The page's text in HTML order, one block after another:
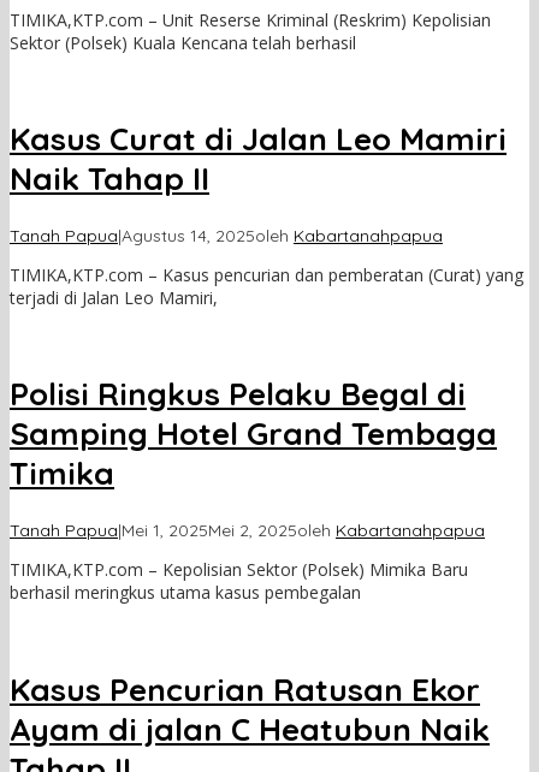
TIMIKA,KTP.com – Unit Reserse Kriminal (Reskrim) Kepolisian
Sektor (Polsek) Kuala Kencana telah berhasil
Kasus Curat di Jalan Leo Mamiri
Naik Tahap II
Tanah Papua|Agustus 14, 2025oleh Kabartanahpapua
TIMIKA,KTP.com – Kasus pencurian dan pemberatan (Curat) yang
terjadi di Jalan Leo Mamiri,
Polisi Ringkus Pelaku Begal di
Samping Hotel Grand Tembaga
Timika
Tanah Papua|Mei 1, 2025Mei 2, 2025oleh Kabartanahpapua
TIMIKA,KTP.com – Kepolisian Sektor (Polsek) Mimika Baru
berhasil meringkus utama kasus pembegalan
Kasus Pencurian Ratusan Ekor
Ayam di jalan C Heatubun Naik